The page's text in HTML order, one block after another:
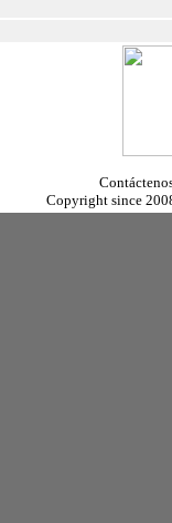
Copyright since